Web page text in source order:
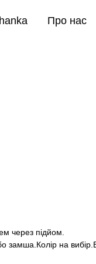
Про нас
через підйом.
замша.Колір на